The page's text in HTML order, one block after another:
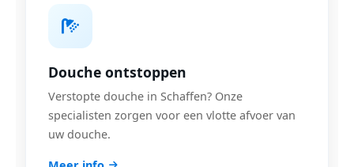
Douche ontstoppen
Verstopte douche in Schaffen? Onze
specialisten zorgen voor een vlotte afvoer van
uw douche.